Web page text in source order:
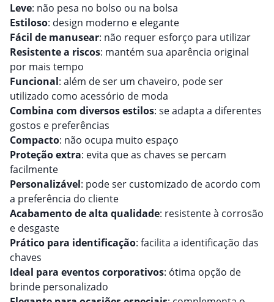
Leve: não pesa no bolso ou na bolsa
Estiloso: design moderno e elegante
Fácil de manusear: não requer esforço para utilizar
Resistente a riscos: mantém sua aparência original
por mais tempo
Funcional: além de ser um chaveiro, pode ser
utilizado como acessório de moda
Combina com diversos estilos: se adapta a diferentes
gostos e preferências
Compacto: não ocupa muito espaço
Proteção extra: evita que as chaves se percam
facilmente
Personalizável: pode ser customizado de acordo com
a preferência do cliente
Acabamento de alta qualidade: resistente à corrosão
e desgaste
Prático para identificação: facilita a identificação das
chaves
Ideal para eventos corporativos: ótima opção de
brinde personalizado